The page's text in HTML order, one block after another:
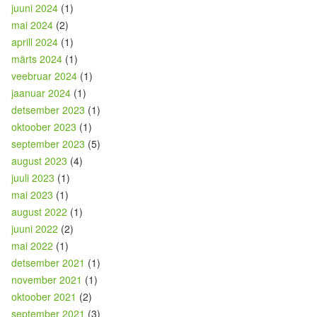
juuni 2024 (1)
mai 2024 (2)
aprill 2024 (1)
märts 2024 (1)
veebruar 2024 (1)
jaanuar 2024 (1)
detsember 2023 (1)
oktoober 2023 (1)
september 2023 (5)
august 2023 (4)
juuli 2023 (1)
mai 2023 (1)
august 2022 (1)
juuni 2022 (2)
mai 2022 (1)
detsember 2021 (1)
november 2021 (1)
oktoober 2021 (2)
september 2021 (3)